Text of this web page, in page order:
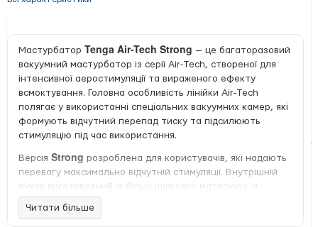
Мастурбатор Tenga Air-Tech Strong — це багаторазовий
вакуумний мастурбатор із серії Air-Tech, створеної для
інтенсивної аеростимуляції та вираженого ефекту
всмоктування. Головна особливість лінійки Air-Tech
полягає у використанні спеціальних вакуумних камер, які
формують відчутний перепад тиску та підсилюють
стимуляцію під час використання.
Версія Strong розроблена для користувачів, які надають
перевагу максимально відчутній стимуляції. Внутрішній
рукав виготовлений із більш щільного матеріалу, а
текстура каналу має чітко виражені гребені та ребра.
Вузький тунель забезпечує щільне охоплення, а
Читати більше